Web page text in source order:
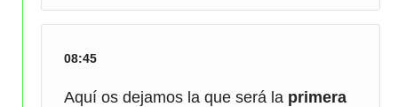
08:45
Aquí os dejamos la que será la primera